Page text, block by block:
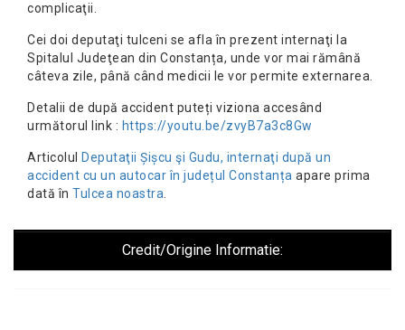
complicaţii.
Cei doi deputaţi tulceni se afla în prezent internaţi la
Spitalul Judeţean din Constanța, unde vor mai rămână
câteva zile, până când medicii le vor permite externarea.
Detalii de după accident puteți viziona accesând
următorul link : https://youtu.be/zvyB7a3c8Gw
Articolul
Deputaţii Șișcu şi Gudu, internaţi după un
accident cu un autocar în județul Constanța apare prima
dată în Tulcea noastra.
Credit/Origine Informatie: